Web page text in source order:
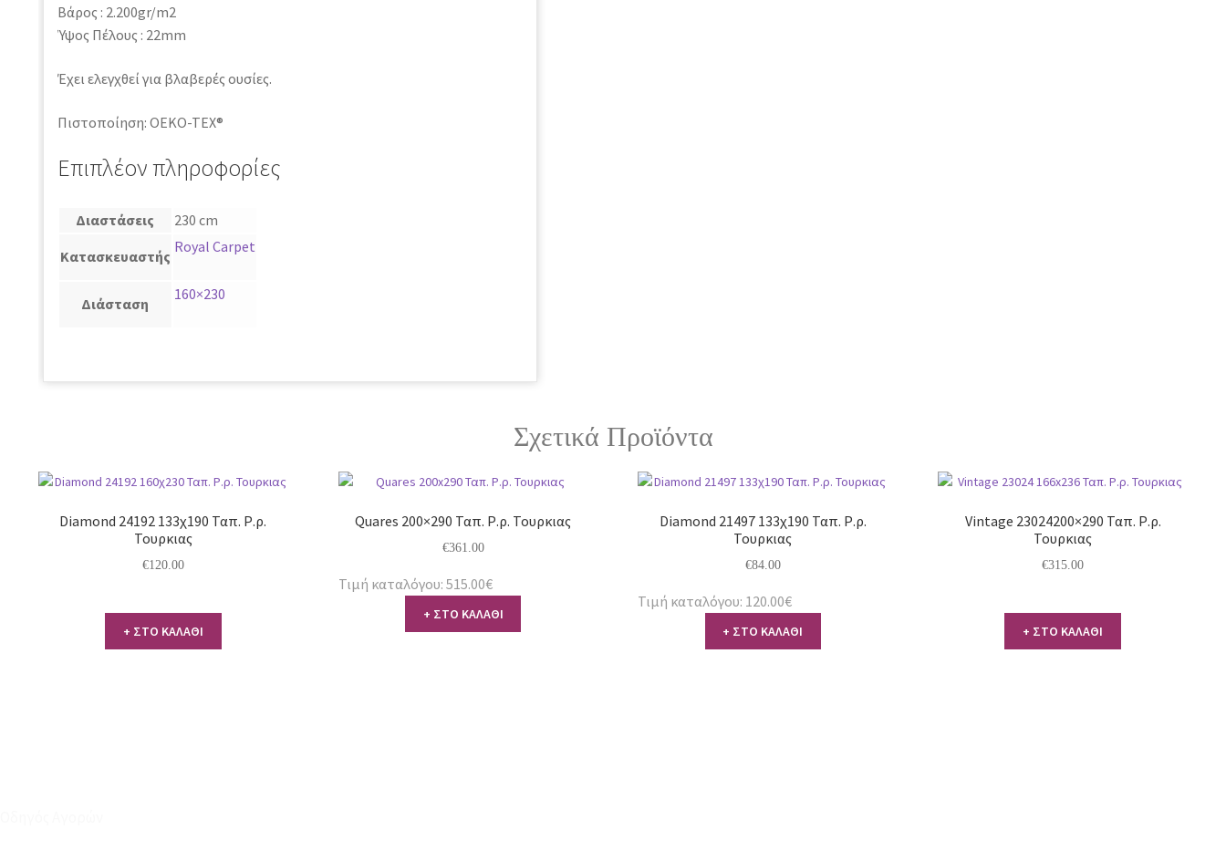
Βάρος : 2.200gr/m2
Ύψος Πέλους : 22mm
Έχει ελεγχθεί για βλαβερές ουσίες.
Πιστοποίηση: OEKO-TEX®
Επιπλέον πληροφορίες
Διαστάσεις
230 cm
Κατασκευαστής
Royal Carpet
Διάσταση
160×230
Σχετικά Προϊόντα
Diamond 24192 133χ190 Ταπ. Ρ.ρ.
Τουρκιας
€120.00
+ ΣΤΟ ΚΑΛΑΘΙ
Quares 200×290 Ταπ. Ρ.ρ. Τουρκιας
€361.00
Τιμή καταλόγου: 515.00€
+ ΣΤΟ ΚΑΛΑΘΙ
Diamond 21497 133χ190 Ταπ. Ρ.ρ.
Τουρκιας
€84.00
Τιμή καταλόγου: 120.00€
+ ΣΤΟ ΚΑΛΑΘΙ
Vintage 23024200×290 Ταπ. Ρ.ρ.
Τουρκιας
€315.00
+ ΣΤΟ ΚΑΛΑΘΙ